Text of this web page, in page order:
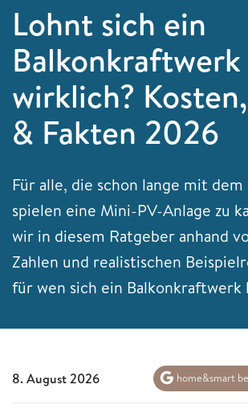
Lohnt sich ein
Balkonkraftwerk
wirklich?
& Fakten 2026
Für alle, die schon lange mit dem
spielen eine Mini-PV-Anlage zu
wir in diesem Ratgeber anhand
Zahlen und realistischen
für wen sich ein Balkonkraftwerk
8. August 2026 home&smart